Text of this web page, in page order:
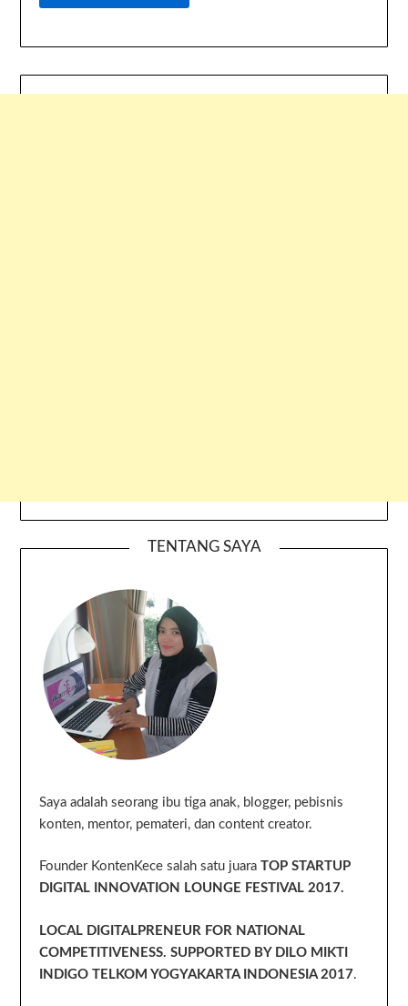
TENTANG SAYA
Saya adalah seorang ibu tiga anak, blogger, pebisnis
konten, mentor, pemateri, dan content creator.
Founder KontenKece salah satu juaraTOP STARTUP
DIGITAL INNOVATION LOUNGE FESTIVAL 2017.
LOCAL DIGITALPRENEUR FOR NATIONAL
COMPETITIVENESS. SUPPORTED BY DILO MIKTI
INDIGO TELKOM YOGYAKARTA INDONESIA 2017.